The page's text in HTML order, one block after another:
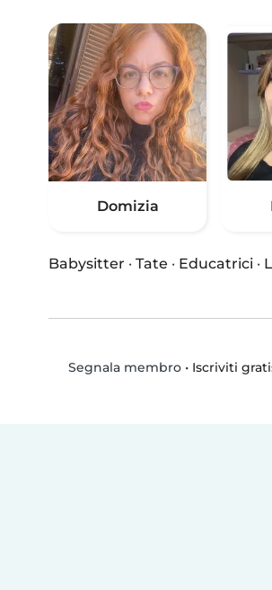
Domizia
Babysitter · Tate · Educatrici ·
Segnala membro• Iscriviti